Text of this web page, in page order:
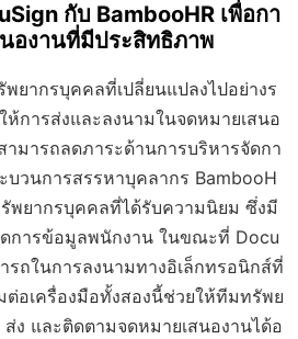
กับ BambooHR เพื่อกา
องานที่มีประสิทธิภาพ
ยากรบุคคลที่เปลี่ยนแปลงไปอย่างร
ห้การส่งและลงนามในจดหมายเสนอ
ามารถลดภาระด้านการบริหารจัดกา
บวนการสรรหาบุคลากร BambooH
รัพยากรบุคคลที่ได้รับความนิยม ซึ่งมี
การข้อมูลพนักงาน ในขณะที่ Docu
รถในการลงนามทางอิเล็กทรอนิกส์ที่
อเครื่องมือทั้งสองนี้ช่วยให้ทีมทรัพย
ง และติดตามจดหมายเสนองานได้อ